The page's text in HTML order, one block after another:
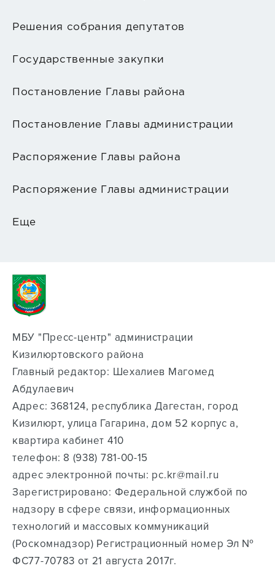
Решения собрания депутатов
Государственные закупки
Постановление Главы района
Постановление Главы администрации
Распоряжение Главы района
Распоряжение Главы администрации
Еще
МБУ "Пресс-центр" администрации
Кизилюртовского района
Главный редактор: Шехалиев Магомед
Абдулаевич
Адрес: 368124, республика Дагестан, город
Кизилюрт, улица Гагарина, дом 52 корпус а,
квартира кабинет 410
телефон: ‭8 (938) 781-00-15‬
адрес электронной почты: pc.kr@mail.ru
Зарегистрировано: Федеральной службой по
надзору в сфере связи, информационных
технологий и массовых коммуникаций
(Роскомнадзор) Регистрационный номер Эл №
ФС77-70783 от 21 августа 2017г.